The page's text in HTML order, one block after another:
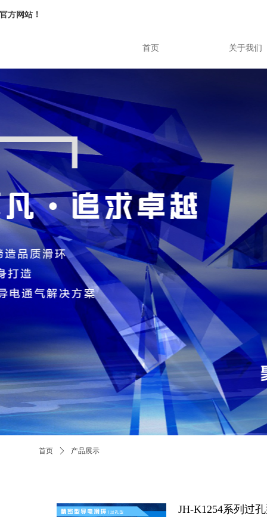
方网站！
首页 关于我们
首页 ꄲ 产品展示
JH-K1254系列过